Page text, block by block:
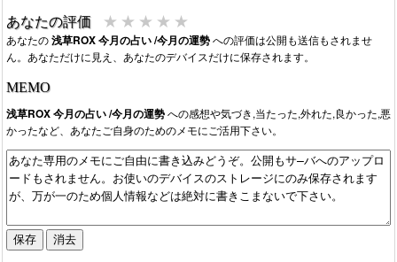
あなたの評価 ★ ★ ★ ★ ★
あなたの浅草ROX 今月の占い /今月の運勢への評価は公開も送信もされませ
ん。あなただけに見え、あなたのデバイスだけに保存されます。
MEMO
浅草ROX 今月の占い /今月の運勢への感想や気づき,当たった,外れた,良かった,悪
かったなど、あなたご自身のためのメモにご活用下さい。